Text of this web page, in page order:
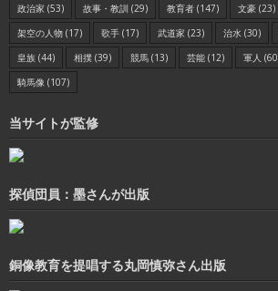
政治家 (53) 故事・教訓 (29) 教育者 (147) 文豪 (23)
架空の人物 (17) 歌手 (17) 武道家 (23) 治水 (30)
皇族 (44) 相撲 (39) 競馬 (13) 芸能 (12) 軍人
騎馬像 (107)
当サイトが監修
探偵団員：墨さんが出版
銅像教育を提唱する丸岡慎弥さん出版